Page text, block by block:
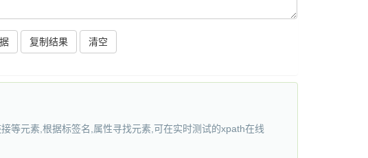
复制结果 清空
等元素,根据标签名,属性寻找元素,可在实时测试的xpath在线